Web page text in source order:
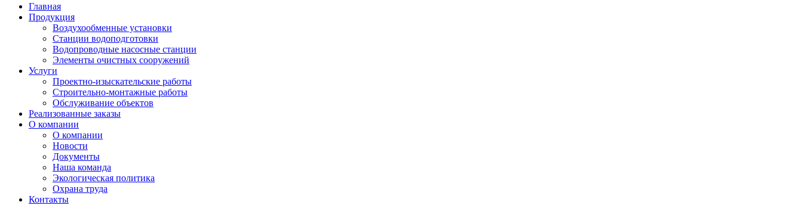
Главная
Продукция
Воздухообменные установки
Станции водоподготовки
Водопроводные насосные станции
Элементы очистных сооружений
Услуги
Проектно-изыскательские работы
Строительно-монтажные работы
Обслуживание объектов
Реализованные заказы
О компании
О компании
Новости
Документы
Наша команда
Экологическая политика
Охрана труда
Контакты